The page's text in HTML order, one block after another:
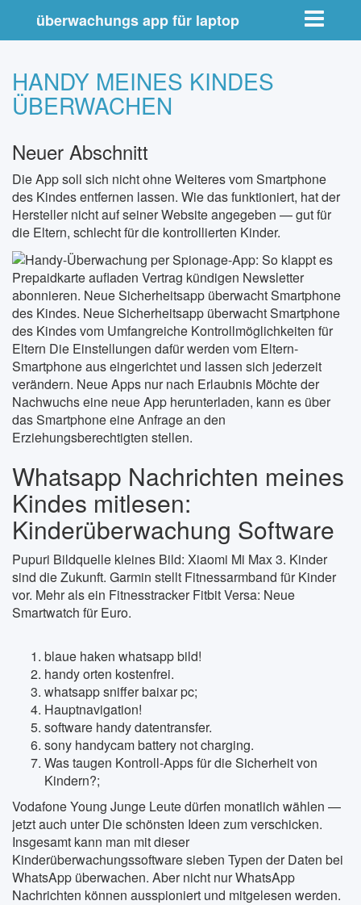
Toggle
überwachungs app für laptop
HANDY MEINES KINDES
ÜBERWACHEN
Neuer Abschnitt
Die App soll sich nicht ohne Weiteres vom Smartphone
des Kindes entfernen lassen. Wie das funktioniert, hat der
Hersteller nicht auf seiner Website angegeben — gut für
die Eltern, schlecht für die kontrollierten Kinder.
Prepaidkarte aufladen Vertrag kündigen Newsletter
abonnieren. Neue Sicherheitsapp überwacht Smartphone
des Kindes. Neue Sicherheitsapp überwacht Smartphone
des Kindes vom Umfangreiche Kontrollmöglichkeiten für
Eltern Die Einstellungen dafür werden vom Eltern-
Smartphone aus eingerichtet und lassen sich jederzeit
verändern. Neue Apps nur nach Erlaubnis Möchte der
Nachwuchs eine neue App herunterladen, kann es über
das Smartphone eine Anfrage an den
Erziehungsberechtigten stellen.
Whatsapp Nachrichten meines
Kindes mitlesen:
Kinderüberwachung Software
Pupuri Bildquelle kleines Bild: Xiaomi Mi Max 3. Kinder
sind die Zukunft. Garmin stellt Fitnessarmband für Kinder
vor. Mehr als ein Fitnesstracker Fitbit Versa: Neue
Smartwatch für Euro.
blaue haken whatsapp bild!
handy orten kostenfrei.
whatsapp sniffer baixar pc;
Hauptnavigation!
software handy datentransfer.
sony handycam battery not charging.
Was taugen Kontroll-Apps für die Sicherheit von
Kindern?;
Vodafone Young Junge Leute dürfen monatlich wählen —
jetzt auch unter Die schönsten Ideen zum verschicken.
Insgesamt kann man mit dieser
Kinderüberwachungssoftware sieben Typen der Daten bei
WhatsApp überwachen. Aber nicht nur WhatsApp
Nachrichten können ausspioniert und mitgelesen werden.